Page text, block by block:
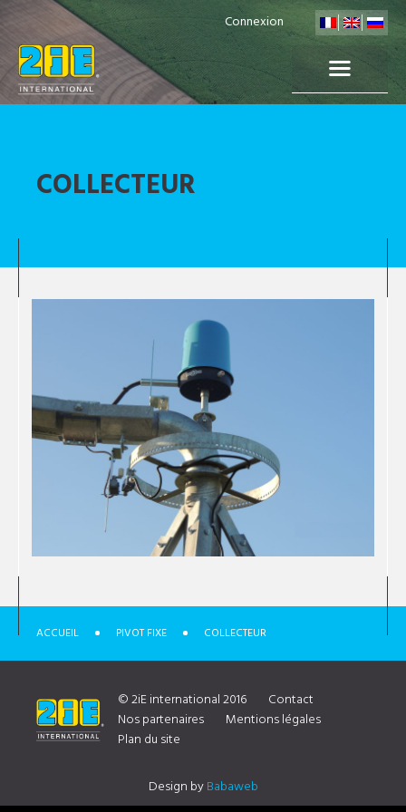
Connexion
COLLECTEUR
ACCUEIL PIVOT FIXE COLLECTEUR
© 2iE international 2016
Contact
Nos partenaires
Mentions légales
Plan du site
Design byBabaweb